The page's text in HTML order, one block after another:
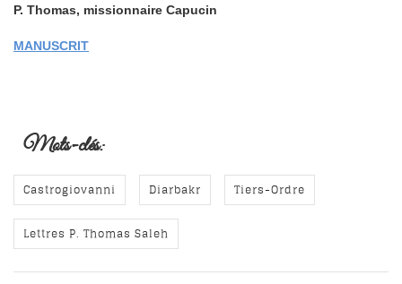
P. Thomas, missionnaire Capucin
MANUSCRIT
Mots-clés:
Castrogiovanni Diarbakr Tiers-Ordre
Lettres P. Thomas Saleh